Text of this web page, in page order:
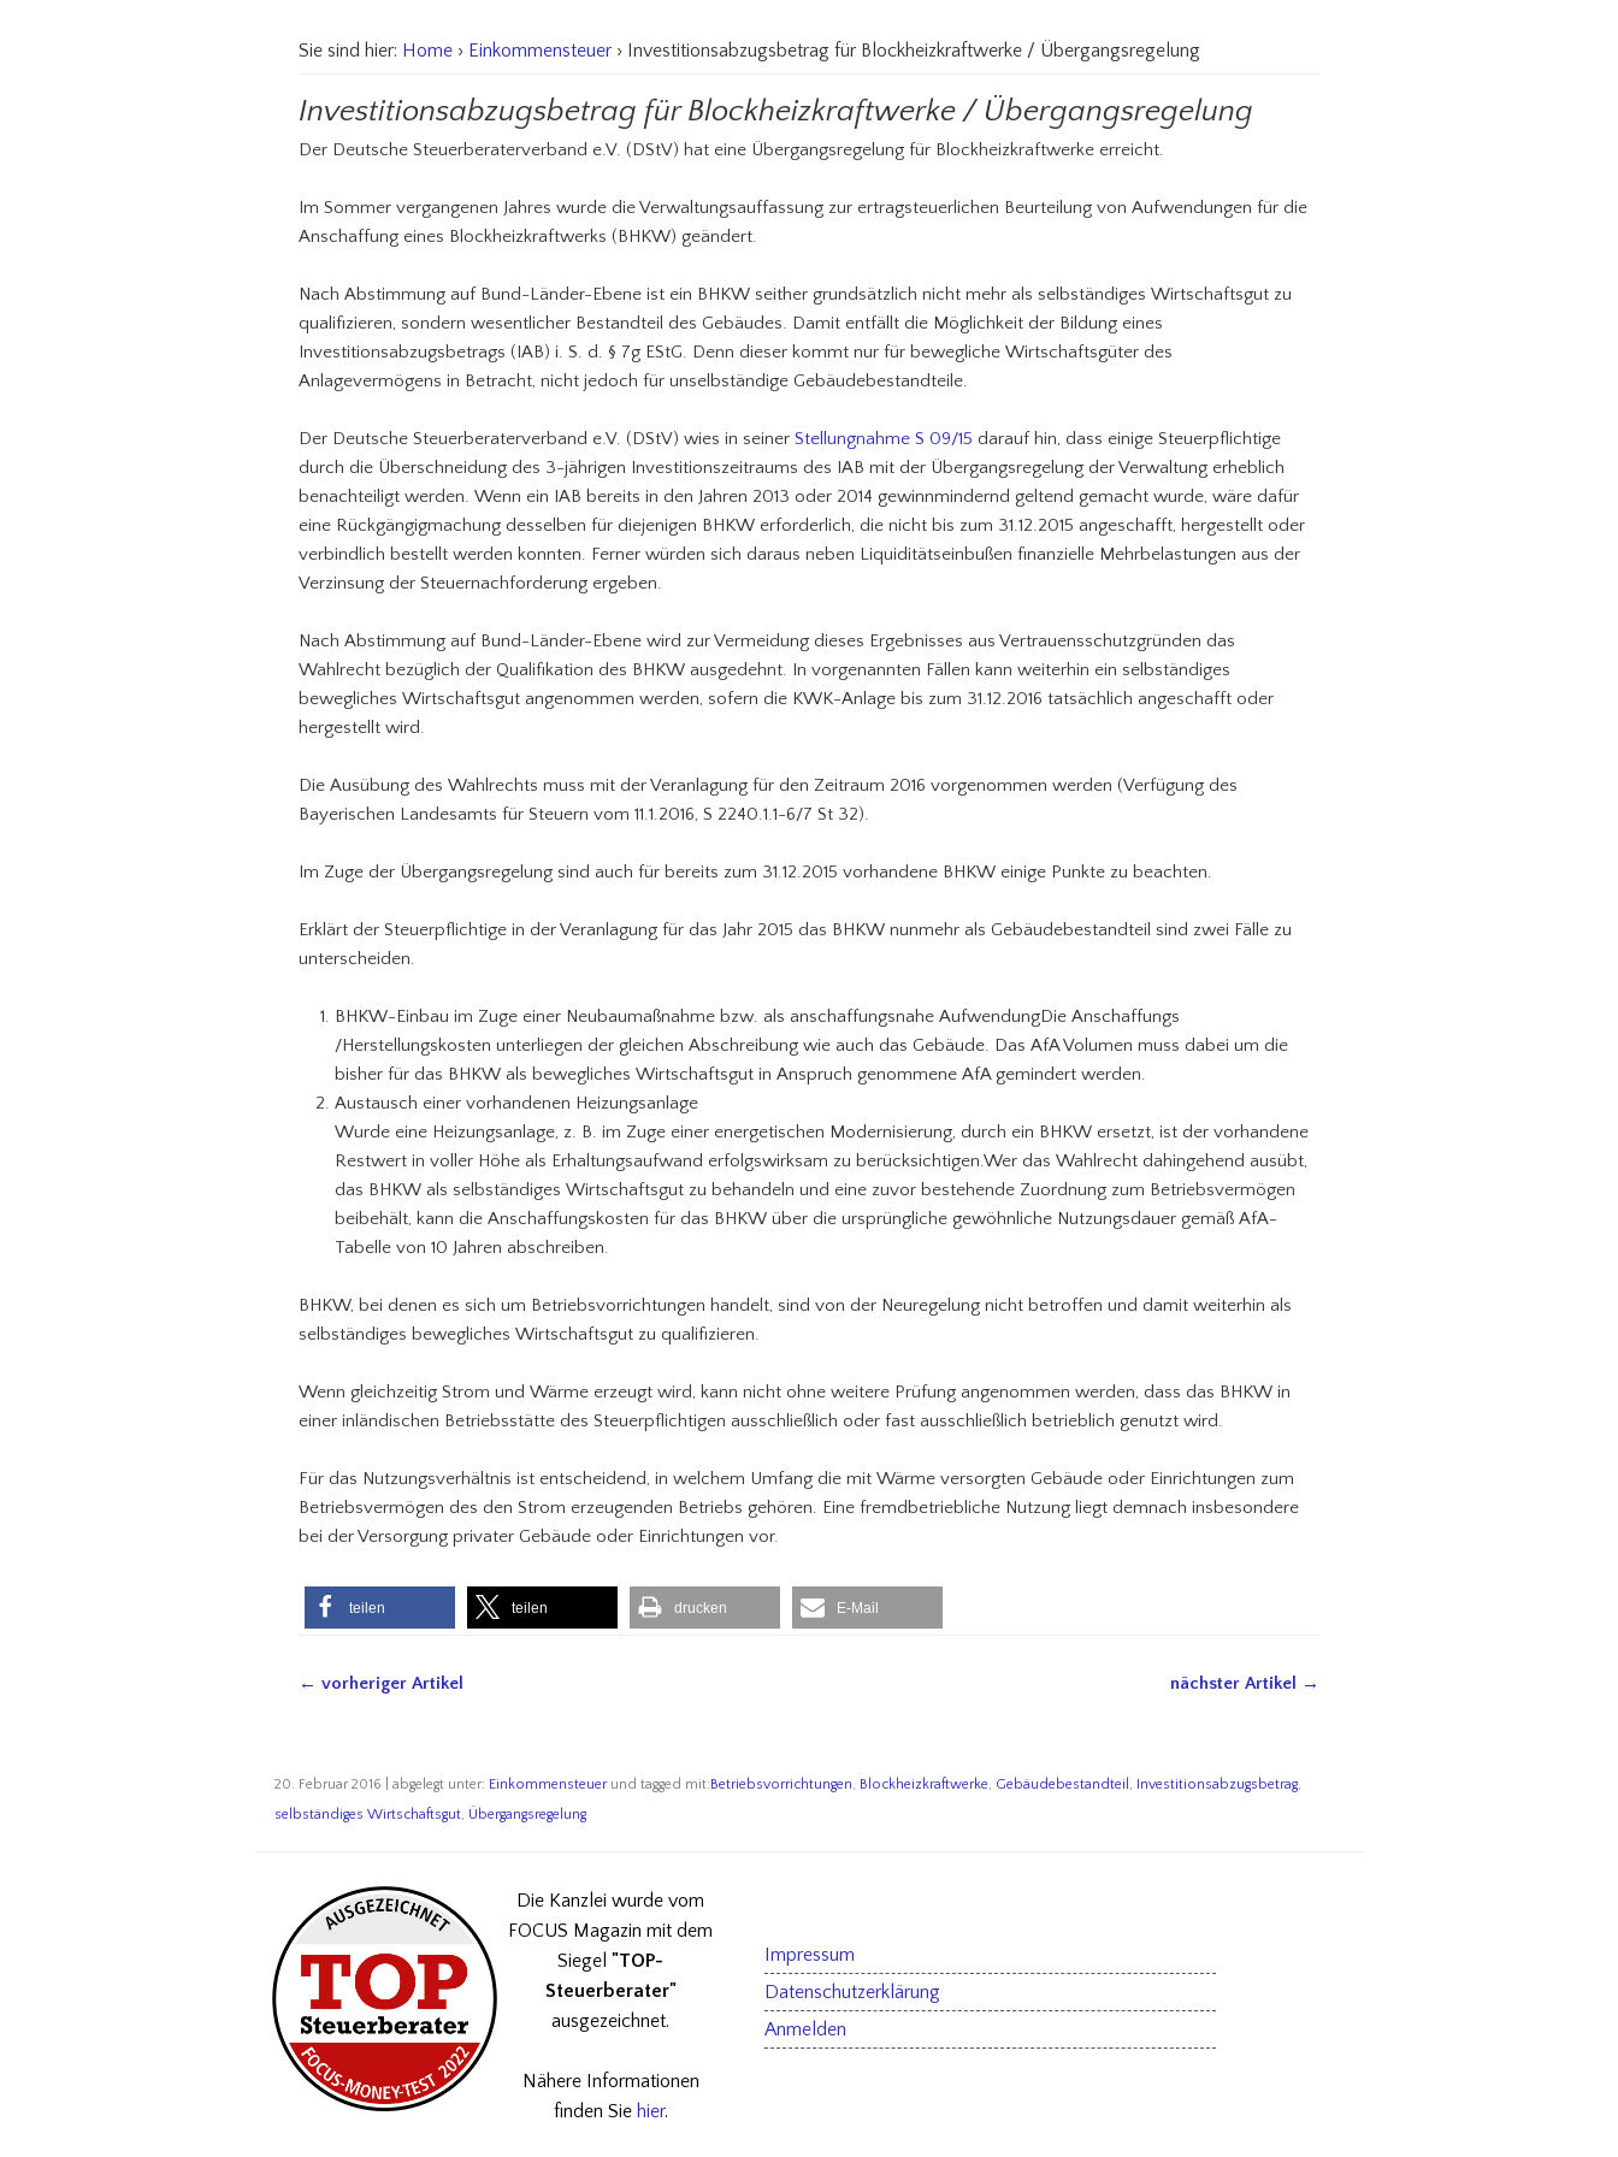
Sie sind hier: Home › Einkommensteuer › Investitionsabzugsbetrag für Blockheizkraftwerke / Übergangsregelung
Investitionsabzugsbetrag für Blockheizkraftwerke / Übergangsregelung
Der Deutsche Steuerberaterverband e.V. (DStV) hat eine Übergangsregelung für Blockheizkraftwerke erreicht.
Im Sommer vergangenen Jahres wurde die Verwaltungsauffassung zur ertragsteuerlichen Beurteilung von Aufwendungen für die
Anschaffung eines Blockheizkraftwerks (BHKW) geändert.
Nach Abstimmung auf Bund-Länder-Ebene ist ein BHKW seither grundsätzlich nicht mehr als selbständiges Wirtschaftsgut zu
qualifizieren, sondern wesentlicher Bestandteil des Gebäudes. Damit entfällt die Möglichkeit der Bildung eines
Investitionsabzugsbetrags (IAB) i. S. d. § 7g EStG. Denn dieser kommt nur für bewegliche Wirtschaftsgüter des
Anlagevermögens in Betracht, nicht jedoch für unselbständige Gebäudebestandteile.
Der Deutsche Steuerberaterverband e.V. (DStV) wies in seinerStellungnahme S 09/15 darauf hin, dass einige Steuerpflichtige
durch die Überschneidung des 3-jährigen Investitionszeitraums des IAB mit der Übergangsregelung der Verwaltung erheblich
benachteiligt werden. Wenn ein IAB bereits in den Jahren 2013 oder 2014 gewinnmindernd geltend gemacht wurde, wäre dafür
eine Rückgängigmachung desselben für diejenigen BHKW erforderlich, die nicht bis zum 31.12.2015 angeschafft, hergestellt oder
verbindlich bestellt werden konnten. Ferner würden sich daraus neben Liquiditätseinbußen finanzielle Mehrbelastungen aus der
Verzinsung der Steuernachforderung ergeben.
Nach Abstimmung auf Bund-Länder-Ebene wird zur Vermeidung dieses Ergebnisses aus Vertrauensschutzgründen das
Wahlrecht bezüglich der Qualifikation des BHKW ausgedehnt. In vorgenannten Fällen kann weiterhin ein selbständiges
bewegliches Wirtschaftsgut angenommen werden, sofern die KWK-Anlage bis zum 31.12.2016 tatsächlich angeschafft oder
hergestellt wird.
Die Ausübung des Wahlrechts muss mit der Veranlagung für den Zeitraum 2016 vorgenommen werden (Verfügung des
Bayerischen Landesamts für Steuern vom 11.1.2016, S 2240.1.1-6/7 St 32).
Im Zuge der Übergangsregelung sind auch für bereits zum 31.12.2015 vorhandene BHKW einige Punkte zu beachten.
Erklärt der Steuerpflichtige in der Veranlagung für das Jahr 2015 das BHKW nunmehr als Gebäudebestandteil sind zwei Fälle zu
unterscheiden.
BHKW-Einbau im Zuge einer Neubaumaßnahme bzw. als anschaffungsnahe AufwendungDie Anschaffungs
/Herstellungskosten unterliegen der gleichen Abschreibung wie auch das Gebäude. Das AfA Volumen muss dabei um die
bisher für das BHKW als bewegliches Wirtschaftsgut in Anspruch genommene AfA gemindert werden.
Austausch einer vorhandenen Heizungsanlage
Wurde eine Heizungsanlage, z. B. im Zuge einer energetischen Modernisierung, durch ein BHKW ersetzt, ist der vorhandene
Restwert in voller Höhe als Erhaltungsaufwand erfolgswirksam zu berücksichtigen.Wer das Wahlrecht dahingehend ausübt,
das BHKW als selbständiges Wirtschaftsgut zu behandeln und eine zuvor bestehende Zuordnung zum Betriebsvermögen
beibehält, kann die Anschaffungskosten für das BHKW über die ursprüngliche gewöhnliche Nutzungsdauer gemäß AfA-
Tabelle von 10 Jahren abschreiben.
BHKW, bei denen es sich um Betriebsvorrichtungen handelt, sind von der Neuregelung nicht betroffen und damit weiterhin als
selbständiges bewegliches Wirtschaftsgut zu qualifizieren.
Wenn gleichzeitig Strom und Wärme erzeugt wird, kann nicht ohne weitere Prüfung angenommen werden, dass das BHKW in
einer inländischen Betriebsstätte des Steuerpflichtigen ausschließlich oder fast ausschließlich betrieblich genutzt wird.
Für das Nutzungsverhältnis ist entscheidend, in welchem Umfang die mit Wärme versorgten Gebäude oder Einrichtungen zum
Betriebsvermögen des den Strom erzeugenden Betriebs gehören. Eine fremdbetriebliche Nutzung liegt demnach insbesondere
bei der Versorgung privater Gebäude oder Einrichtungen vor.
teilen teilen drucken E-Mail
nächster Artikel →
← vorheriger Artikel
20. Februar 2016 | abgelegt unter: Einkommensteuerund tagged mit: Betriebsvorrichtungen, Blockheizkraftwerke, Gebäudebestandteil , Investitionsabzugsbetrag,
selbständiges Wirtschaftsgut, Übergangsregelung
Die Kanzlei wurde vom
FOCUS Magazin mit dem
Siegel"TOP-
Steuerberater"
ausgezeichnet.
Nähere Informationen
finden Sie hier.
Impressum
Datenschutzerklärung
Anmelden